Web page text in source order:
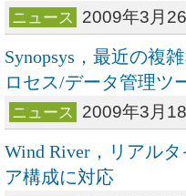
ニュース 2009年3月
Synopsys，最近の複
ロセス/データ管理ツ
ニュース 2009年3月
Wind River，リアル
ア構成に対応